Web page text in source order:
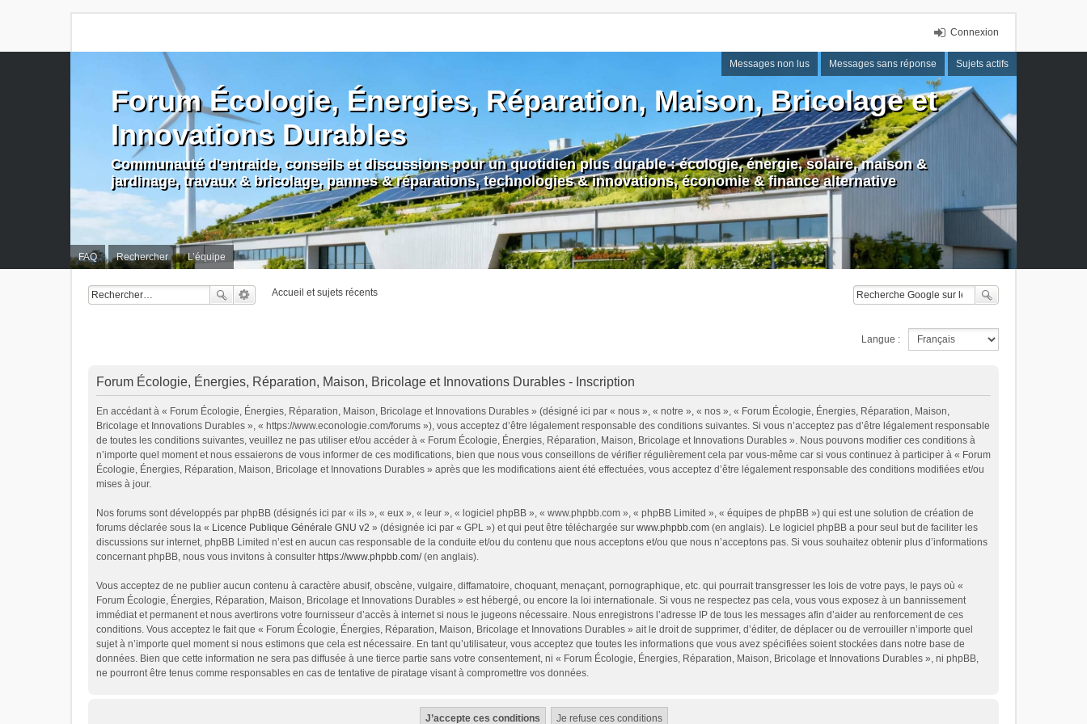
Connexion
Messages non lus Messages sans réponse Sujets actifs
FAQ Rechercher L’équipe
Forum Écologie, Énergies, Réparation, Maison, Bricolage et
Innovations Durables
Communauté d'entraide, conseils et discussions pour un quotidien plus durable : écologie, énergie, solaire, maison &
jardinage, travaux & bricolage, pannes & réparations, technologies & innovations, économie & finance alternative
Accueil et sujets récents
Langue :
Forum Écologie, Énergies, Réparation, Maison, Bricolage et Innovations Durables - Inscription
En accédant à « Forum Écologie, Énergies, Réparation, Maison, Bricolage et Innovations Durables » (désigné ici par « nous », « notre », « nos », « Forum Écologie, Énergies, Réparation, Maison,
Bricolage et Innovations Durables », « https://www.econologie.com/forums »), vous acceptez d’être légalement responsable des conditions suivantes. Si vous n’acceptez pas d’être légalement responsable
de toutes les conditions suivantes, veuillez ne pas utiliser et/ou accéder à « Forum Écologie, Énergies, Réparation, Maison, Bricolage et Innovations Durables ». Nous pouvons modifier ces conditions à
n’importe quel moment et nous essaierons de vous informer de ces modifications, bien que nous vous conseillons de vérifier régulièrement cela par vous-même car si vous continuez à participer à « Forum
Écologie, Énergies, Réparation, Maison, Bricolage et Innovations Durables » après que les modifications aient été effectuées, vous acceptez d’être légalement responsable des conditions modifiées et/ou
mises à jour.
Nos forums sont développés par phpBB (désignés ici par « ils », « eux », « leur », « logiciel phpBB », « www.phpbb.com », « phpBB Limited », « équipes de phpBB ») qui est une solution de création de
forums déclarée sous la « Licence Publique Générale GNU v2 » (désignée ici par « GPL ») et qui peut être téléchargée sur www.phpbb.com (en anglais). Le logiciel phpBB a pour seul but de faciliter les
discussions sur internet, phpBB Limited n’est en aucun cas responsable de la conduite et/ou du contenu que nous acceptons et/ou que nous n’acceptons pas. Si vous souhaitez obtenir plus d’informations
concernant phpBB, nous vous invitons à consulter https://www.phpbb.com/(en anglais).
Vous acceptez de ne publier aucun contenu à caractère abusif, obscène, vulgaire, diffamatoire, choquant, menaçant, pornographique, etc. qui pourrait transgresser les lois de votre pays, le pays où «
Forum Écologie, Énergies, Réparation, Maison, Bricolage et Innovations Durables » est hébergé, ou encore la loi internationale. Si vous ne respectez pas cela, vous vous exposez à un bannissement
immédiat et permanent et nous avertirons votre fournisseur d’accès à internet si nous le jugeons nécessaire. Nous enregistrons l’adresse IP de tous les messages afin d’aider au renforcement de ces
conditions. Vous acceptez le fait que « Forum Écologie, Énergies, Réparation, Maison, Bricolage et Innovations Durables » ait le droit de supprimer, d’éditer, de déplacer ou de verrouiller n’importe quel
sujet à n’importe quel moment si nous estimons que cela est nécessaire. En tant qu’utilisateur, vous acceptez que toutes les informations que vous avez spécifiées soient stockées dans notre base de
données. Bien que cette information ne sera pas diffusée à une tierce partie sans votre consentement, ni « Forum Écologie, Énergies, Réparation, Maison, Bricolage et Innovations Durables », ni phpBB,
ne pourront être tenus comme responsables en cas de tentative de piratage visant à compromettre vos données.